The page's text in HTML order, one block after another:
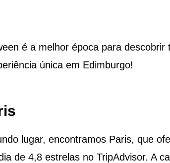
é a melhor época para
única em Edimburgo!
lugar, encontramos Paris, que
de 4,8 estrelas no TripAdvisor. A